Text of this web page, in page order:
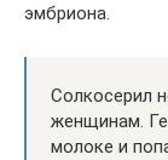
эмбриона.
Солкосерил
женщинам.
молоке и